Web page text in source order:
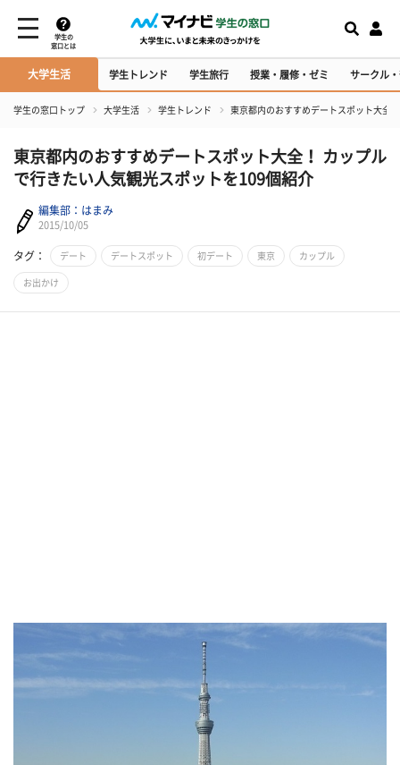
学生の
窓口とは
大学生活 学生トレンド 学生旅行 授業・履修・ゼミ サークル
学生の窓口トップ 大学生活 学生トレンド 東京都内のおすすめデートスポット大全
東京都内のおすすめデートスポット大全！ カップル
で行きたい人気観光スポットを109個紹介
編集部：はまみ
2015/10/05
タグ： デート デートスポット 初デート 東京 カップル
お出かけ